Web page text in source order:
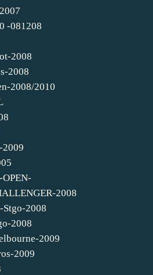
-081208
2008
2008
2008/2010
2008
2008
2008
2009
2009